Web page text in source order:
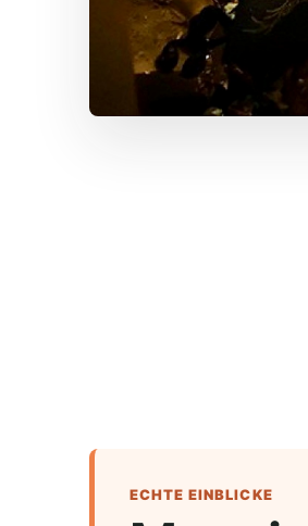
ECHTE EINBLICKE